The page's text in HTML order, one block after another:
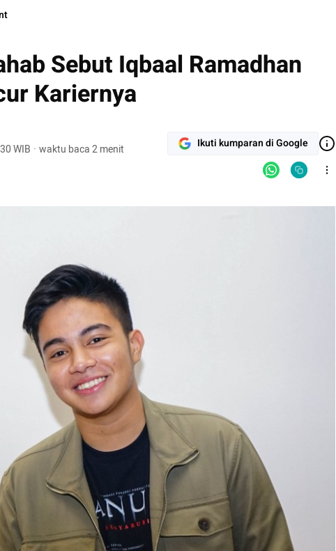
Sebut Iqbaal Ramadhan
Kariernya
WIB · waktu baca 2 menit Ikuti kumparan di Google